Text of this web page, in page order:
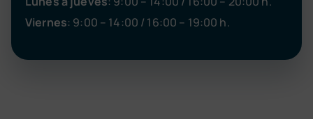
Viernes: 9:00 – 14:00 / 16:00 – 19:00 h.